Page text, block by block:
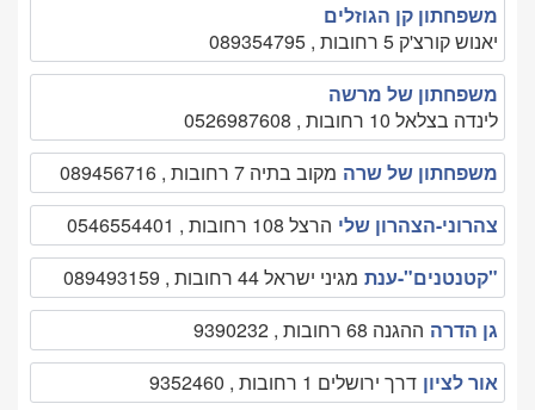
משפחתון קן הגוזלים
יאנוש קורצ'ק 5 רחובות , 089354795
משפחתון של מרשה
לינדה בצלאל 10 רחובות , 0526987608
משפחתון של שרה מקוב בתיה 7 רחובות , 089456716
צהרוני-הצהרון שלי הרצל 108 רחובות , 0546554401
"קטנטנים"-ענת מגיני ישראל 44 רחובות , 089493159
גן הדרה ההגנה 68 רחובות , 9390232
אור לציון דרך ירושלים 1 רחובות , 9352460